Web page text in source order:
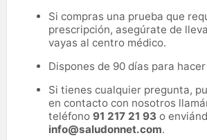
Si compras una prueba que
prescripción, asegúrate de
vayas al centro médico.
Dispones de 90 días para
Si tienes cualquier pregunta,
en contacto con nosotros
teléfono 91 217 21 93 o
info@saludonnet.com.